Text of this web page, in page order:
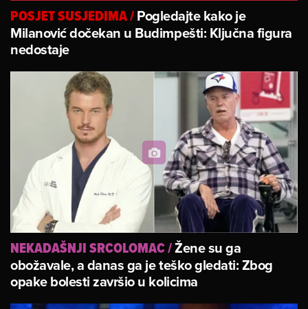
POSJET SUSJEDIMA/Pogledajte kako je
Milanović dočekan u Budimpešti: Ključna figura
nedostaje
NEKADAŠNJI SRCOLOMAC/Žene su ga
obožavale, a danas ga je teško gledati: Zbog
opake bolesti završio u kolicima